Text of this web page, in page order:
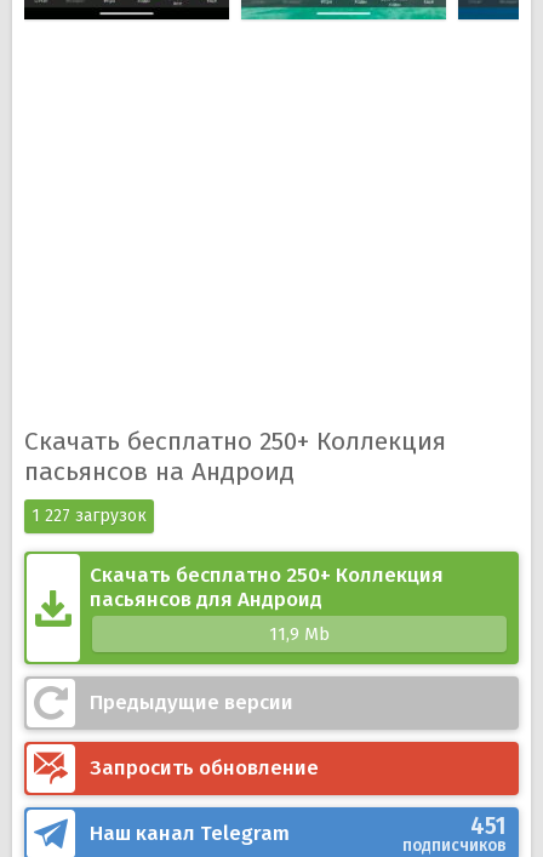
Скачать бесплатно 250+ Коллекция
пасьянсов на Андроид
1 227 загрузок
Скачать бесплатно 250+ Коллекция
пасьянсов для Андроид
11,9 Mb
Предыдущие версии
Запросить обновление
Наш канал Telegram 451
подписчиков